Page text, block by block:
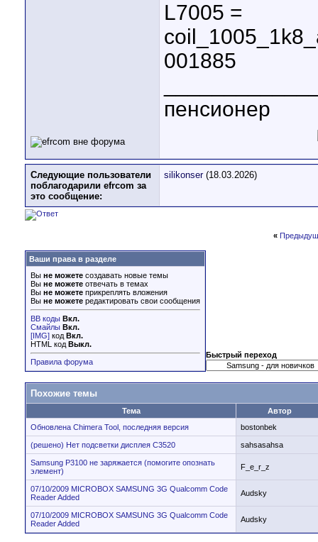
L7005 =
001885
пенсионер
Следующие пользователи
поблагодарили efrcom за
это сообщение:
silikonser(18.03.2026)
«
Ваши права в разделе
Вы не можете создавать новые темы
Вы не можете отвечать в темах
Вы не можете прикреплять вложения
Вы не можете редактировать свои сообщения
BB коды Вкл.
Смайлы Вкл.
[IMG] код Вкл.
HTML код Выкл.
Правила форума
Быстрый переход
Похожие темы
Тема
Автор
Обновлена Chimera Tool, последняя версия
bostonbek
(решено) Нет подсветки дисплея C3520 sahsasahsa
Samsung P3100 не заряжается (помогите опознать
элемент)
F_e_r_z
07/10/2009 MICROBOX SAMSUNG 3G Qualcomm Code
Reader Added
Audsky
07/10/2009 MICROBOX SAMSUNG 3G Qualcomm Code
Reader Added
Audsky